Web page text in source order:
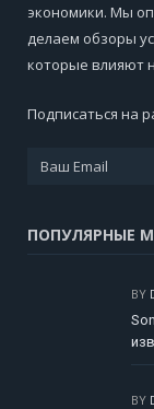
экономики. Мы
делаем обзоры
которые влияют
Подписаться на
ПОПУЛЯРНЫЕ
BY
BY